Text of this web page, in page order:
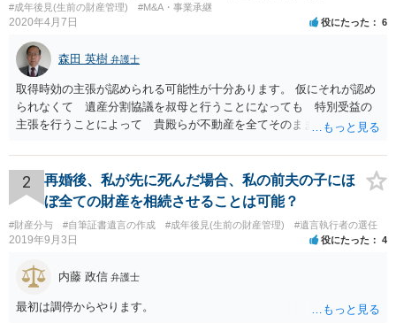
#成年後見(生前の財産管理)
#M&A・事業承継
2020年4月7日 役にたった 6
森田 英樹 弁護士
取得時効の主張が認められる可能性が十分あります。 仮にそれが認め
られなくて 遺産分割協議を叔母と行うことになっても 特別受益の
主張を行うことによって 貴殿らが不動産を全てそのまま取得できる
2
再婚後、私が先に死んだ場合、私の前夫の子にほ
ぼ全ての財産を相続させることは可能？
#財産分与 #自筆証書遺言の作成 #成年後見(生前の財産管理) #遺言執行者の選任
2019年9月3日 役にたった 4
内藤 政信 弁護士
最初は調停からやります。